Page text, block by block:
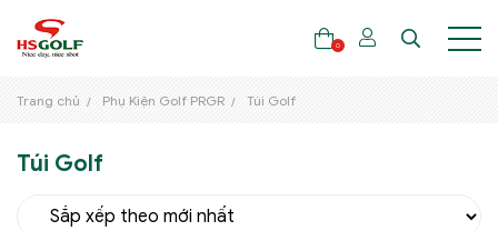
THƯƠNG HIỆU
GẬY GOLF
0
Trang chủ Phụ Kiện Golf PRGR Túi Golf
Túi Golf